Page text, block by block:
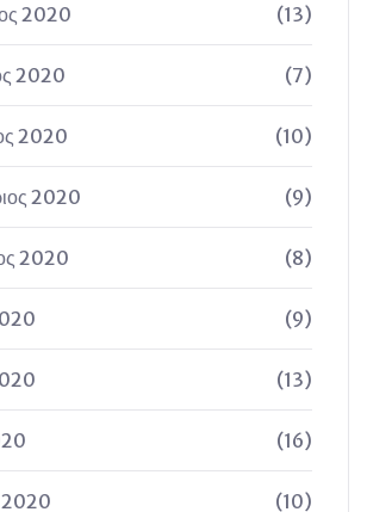
2020 (13)
2020 (7)
2020 (10)
2020 (9)
2020 (8)
(9)
(13)
(16)
2020 (10)